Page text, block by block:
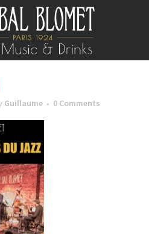
Guillaume 0 Comments